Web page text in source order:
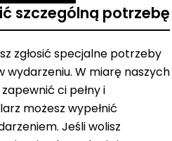
szczególną potrzebę
zgłosić specjalne potrzeby
W miarę naszych
ci pełny i
możesz wypełnić
Jeśli wolisz